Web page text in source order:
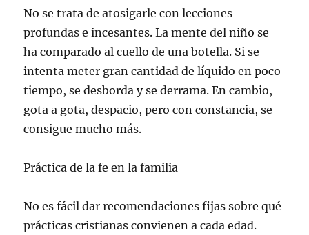
No se trata de atosigarle con lecciones
profundas e incesantes. La mente del niño se
ha comparado al cuello de una botella. Si se
intenta meter gran cantidad de líquido en poco
tiempo, se desborda y se derrama. En cambio,
gota a gota, despacio, pero con constancia, se
consigue mucho más.
Práctica de la fe en la familia
No es fácil dar recomendaciones fijas sobre qué
prácticas cristianas convienen a cada edad.